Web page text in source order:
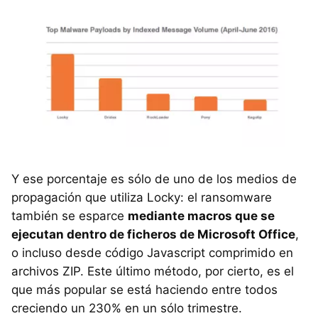
Y ese porcentaje es sólo de uno de los medios de
propagación que utiliza Locky: el ransomware
también se esparce mediante macros que se
ejecutan dentro de ficheros de Microsoft Office,
o incluso desde código Javascript comprimido en
archivos ZIP. Este último método, por cierto, es el
que más popular se está haciendo entre todos
creciendo un 230% en un sólo trimestre.